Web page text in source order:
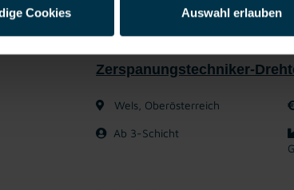
Cookies Auswahl erlauben
Details zu diesem Job anzeigen
Zerspanungstechniker-
Wels, Oberösterreich
Ab 3-Schicht